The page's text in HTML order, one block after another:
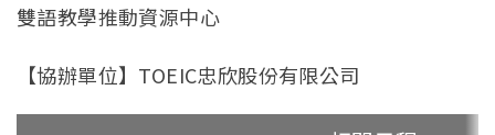
雙語教學推動資源中心
【協辦單位】TOEIC忠欣股份有限公司